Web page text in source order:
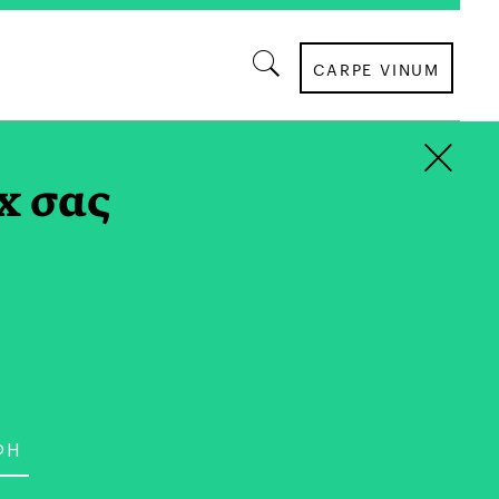
CARPE VINUM
σε θέσεις ευθύνης στον απαιτητικό
Μηχανικός Ηλεκτρονικών Υπολογιστών
σας
×